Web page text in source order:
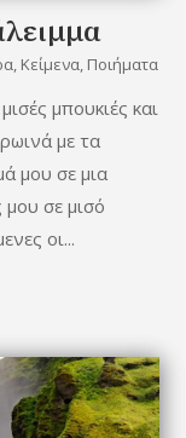
, Κείμενα, Ποιήματα
μπουκιές και
με τα
μου σε μια
μου σε μισό
οι...